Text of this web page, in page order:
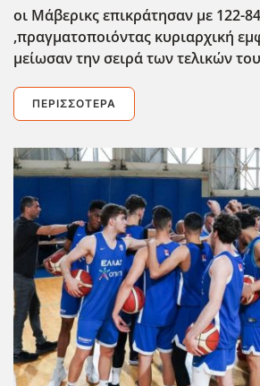
οι Μάβερικς επικράτησαν με 122-
,πραγματοποιόντας κυριαρχική
μείωσαν την σειρά των τελικών
ΠΕΡΙΣΣΌΤΕΡΑ